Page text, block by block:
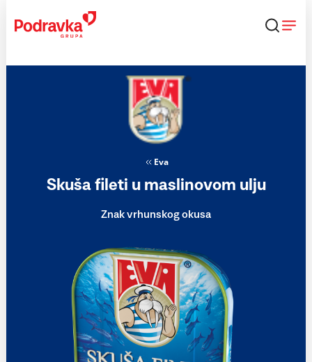
content
Eva
Skuša fileti u maslinovom ulju
Znak vrhunskog okusa